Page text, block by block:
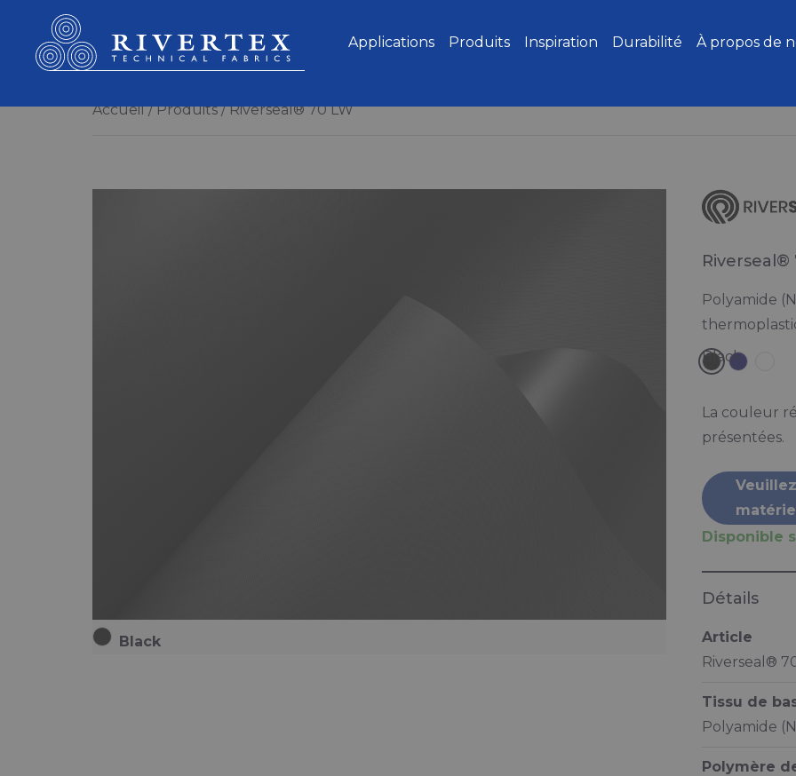
Accueil Produits Riverseal® 70 LW
Black
Riverseal®
Polyamide
La couleur
présentées.
Disponible
Détails
Article
Riverseal®
Tissu de
Polyamide
Polymère
Rivertex Technical Fabrics Group
Applications
Produits Inspiration Durabilité À propos de